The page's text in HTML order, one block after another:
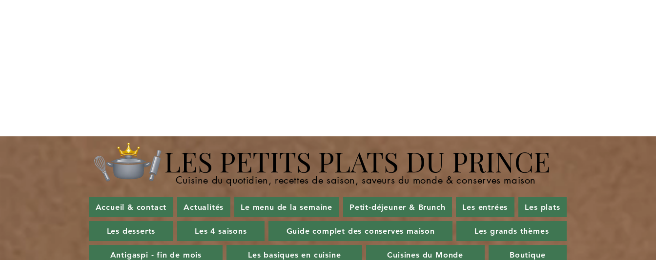
LES PETITS PLATS DU PRINCE
Cuisine du quotidien, recettes de saison, saveurs du monde & conserves maison
Accueil & contact Actualités Le menu de la semaine Petit-déjeuner & Brunch Les entrées Les plats
Les desserts Les 4 saisons Guide complet des conserves maison Les grands thèmes
Antigaspi - fin de mois Les basiques en cuisine Cuisines du Monde Boutique